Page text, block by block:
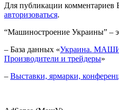
Для публикации комментариев
авторизоваться.
“Машиностроение Украины” –
– База данных «Украина.
Производители и трейдеры»
– Выставки, ярмарки,